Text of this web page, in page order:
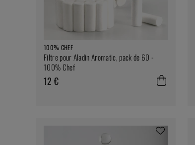
100% CHEF
Filtre pour Aladin Aromatic, pack de 60 -
100% Chef
12 €